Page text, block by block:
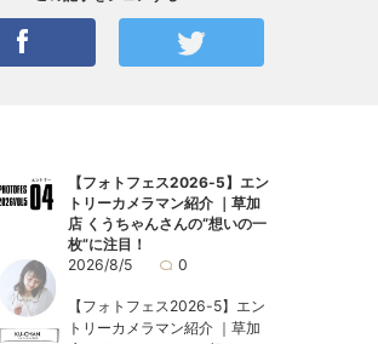
【フォトフェス2026-5】エン
トリーカメラマン紹介 ｜草加
店 くうちゃんさんの“想いの一
枚”に注目！
2026/8/5
0
【フォトフェス2026-5】エン
トリーカメラマン紹介 ｜草加